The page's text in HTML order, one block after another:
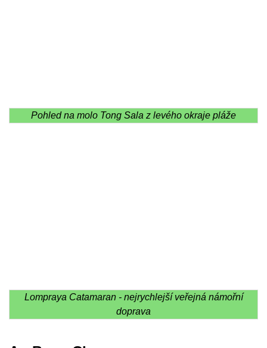
Pohled na molo Tong Sala z levého okraje pláže
Lompraya Catamaran - nejrychlejší veřejná námořní
doprava